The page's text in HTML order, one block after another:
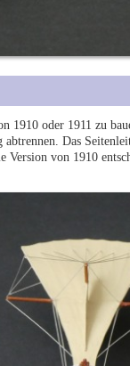
1910 oder 1911 zu
Das
von 1910